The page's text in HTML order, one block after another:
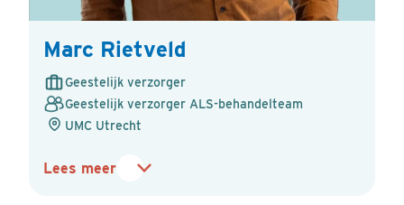
Marc Rietveld
Geestelijk verzorger
Geestelijk verzorger ALS-behandelteam
UMC Utrecht
Lees meer